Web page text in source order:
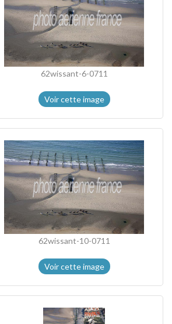
62wissant-6-0711
Voir cette image
62wissant-10-0711
Voir cette image